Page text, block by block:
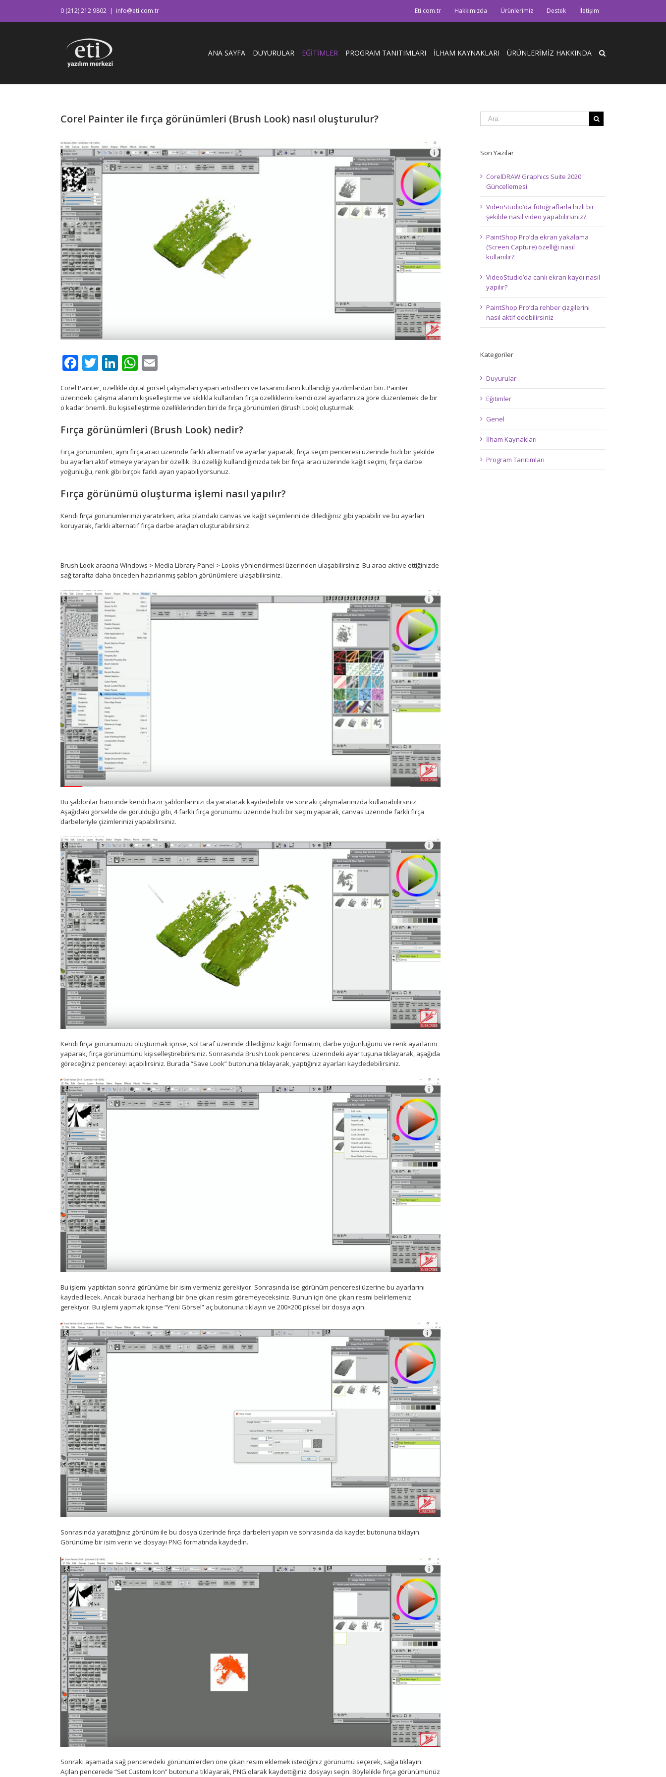
0 (212) 212 9802 | info@eti.com.tr Eti.com.tr Hakkımızda Ürünlerimiz Destek İletişim
ANA SAYFA DUYURULAR EĞİTİMLER PROGRAM TANITIMLARI İLHAM KAYNAKLARI ÜRÜNLERİMİZ HAKKINDA
Corel Painter ile fırça görünümleri (Brush Look) nasıl oluşturulur?
View
Larger
Image
Facebook
Twitter
LinkedIn
WhatsApp
Corel Painter, özellikle dijital görsel çalışmaları yapan artistlerin ve tasarımcıların kullandığı yazılımlardan biri. Painter
üzerindeki çalışma alanını kişiselleştirme ve sıklıkla kullanılan fırça özelliklerini kendi özel ayarlarınıza göre düzenlemek de bir
o kadar önemli. Bu kişiselleştirme özelliklerinden biri de fırça görünümleri (Brush Look) oluşturmak.
Fırça görünümleri (Brush Look) nedir?
Fırça görünümleri, aynı fırça aracı üzerinde farklı alternatif ve ayarlar yaparak, fırça seçim penceresi üzerinde hızlı bir şekilde
bu ayarları aktif etmeye yarayan bir özellik. Bu özelliği kullandığınızda tek bir fırça aracı üzerinde kağıt seçimi, fırça darbe
yoğunluğu, renk gibi birçok farklı ayarı yapabiliyorsunuz.
Fırça görünümü oluşturma işlemi nasıl yapılır?
Kendi fırça görünümlerinizi yaratırken, arka plandaki canvas ve kağıt seçimlerini de dilediğiniz gibi yapabilir ve bu ayarları
koruyarak, farklı alternatif fırça darbe araçları oluşturabilirsiniz.
Brush Look aracına Windows > Media Library Panel > Looks yönlendirmesi üzerinden ulaşabilirsiniz. Bu aracı aktive ettiğinizde
sağ tarafta daha önceden hazırlanmış şablon görünümlere ulaşabilirsiniz.
Bu şablonlar haricinde kendi hazır şablonlarınızı da yaratarak kaydedebilir ve sonraki çalışmalarınızda kullanabilirsiniz.
Aşağıdaki görselde de görüldüğü gibi, 4 farklı fırça görünümü üzerinde hızlı bir seçim yaparak, canvas üzerinde farklı fırça
darbeleriyle çizimlerinizi yapabilirsiniz.
Kendi fırça görünümüzü oluşturmak içinse, sol taraf üzerinde dilediğiniz kağıt formatını, darbe yoğunluğunu ve renk ayarlarını
yaparak, fırça görünümünü kişiselleştirebilirsiniz. Sonrasında Brush Look penceresi üzerindeki ayar tuşuna tıklayarak, aşağıda
göreceğiniz pencereyi açabilirsiniz. Burada “Save Look” butonuna tıklayarak, yaptığınız ayarları kaydedebilirsiniz.
Bu işlemi yaptıktan sonra görünüme bir isim vermeniz gerekiyor. Sonrasında ise görünüm penceresi üzerine bu ayarlarını
kaydedilecek. Ancak burada herhangi bir öne çıkan resim göremeyeceksiniz. Bunun için öne çıkan resmi belirlemeniz
gerekiyor. Bu işlemi yapmak içinse “Yeni Görsel” aç butonuna tıklayın ve 200×200 piksel bir dosya açın.
Sonrasında yarattığınız görünüm ile bu dosya üzerinde fırça darbeleri yapın ve sonrasında da kaydet butonuna tıklayın.
Görünüme bir isim verin ve dosyayı PNG formatında kaydedin.
Sonraki aşamada sağ penceredeki görünümlerden öne çıkan resim eklemek istediğiniz görünümü seçerek, sağa tıklayın.
Açılan pencerede “Set Custom Icon” butonuna tıklayarak, PNG olarak kaydettiğiniz dosyayı seçin. Böylelikle fırça görünümünüz
Son Yazılar
CorelDRAW Graphics Suite 2020
Güncellemesi
VideoStudio’da fotoğraflarla hızlı bir
şekilde nasıl video yapabilirsiniz?
PaintShop Pro’da ekran yakalama
(Screen Capture) özelliği nasıl
kullanılır?
VideoStudio’da canlı ekran kaydı nasıl
yapılır?
PaintShop Pro’da rehber çizgilerini
nasıl aktif edebilirsiniz
Kategoriler
Duyurular
Eğitimler
Genel
İlham Kaynakları
Program Tanıtımları